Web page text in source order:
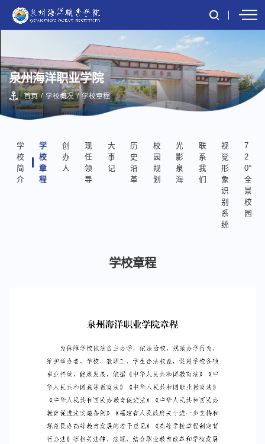
泉州海洋职业学院
首页 / 学校概况 / 学校章程
学
校
简
介
学
校
章
程
创
办
人
现
任
领
导
大
事
记
历
史
沿
革
校
园
规
划
光
影
泉
海
联
系
我
们
视
觉
形
象
识
别
系
统
7
2
0°
全
景
校
园
学校章程